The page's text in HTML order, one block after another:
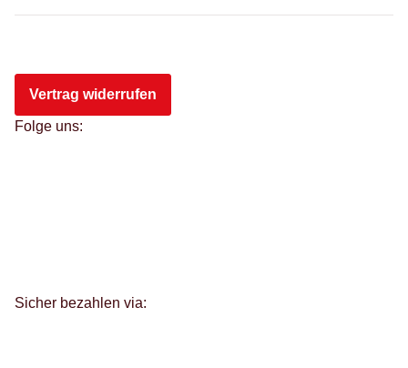
Vertrag widerrufen
Folge uns:
Sicher bezahlen via: